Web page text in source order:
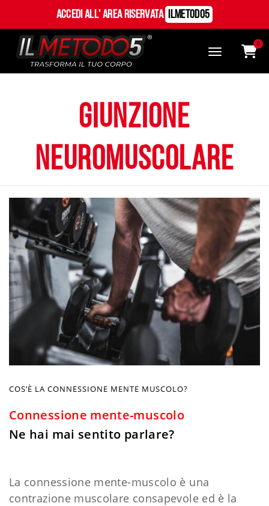
Accedi all' Area Riservata ILMetodo5
0
giunzione
neuromuscolare
COS’È LA CONNESSIONE MENTE MUSCOLO?
Connessione mente-muscolo
Ne hai mai sentito parlare?
La connessione mente-muscolo è una
contrazione muscolare consapevole ed è la